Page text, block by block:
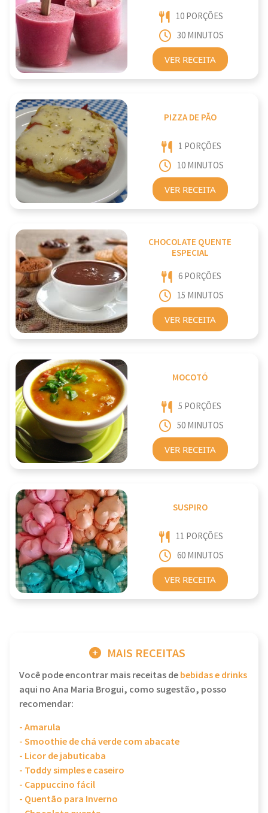
10 PORÇÕES
30 MINUTOS
VER RECEITA
PIZZA DE PÃO
1 PORÇÕES
10 MINUTOS
VER RECEITA
CHOCOLATE QUENTE
ESPECIAL
6 PORÇÕES
15 MINUTOS
VER RECEITA
MOCOTÓ
5 PORÇÕES
50 MINUTOS
VER RECEITA
SUSPIRO
11 PORÇÕES
60 MINUTOS
VER RECEITA
MAIS RECEITAS
Você pode encontrar mais receitas debebidas e drinks
aqui no Ana Maria Brogui, como sugestão, posso
recomendar:
- Amarula
- Smoothie de chá verde com abacate
- Licor de jabuticaba
- Toddy simples e caseiro
- Cappuccino fácil
- Quentão para Inverno